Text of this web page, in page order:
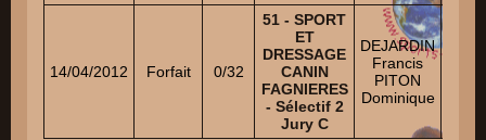
14/04/2012 Forfait 0/32
51 - SPORT
ET
DRESSAGE
CANIN
FAGNIERES
- Sélectif 2
Jury C
DEJARDIN
Francis
PITON
Dominique